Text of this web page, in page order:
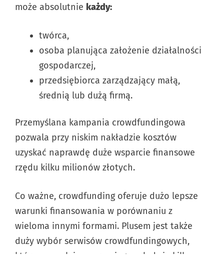
może absolutnie każdy:
twórca,
osoba planująca założenie działalności
gospodarczej,
przedsiębiorca zarządzający małą,
średnią lub dużą firmą.
Przemyślana kampania crowdfundingowa
pozwala przy niskim nakładzie kosztów
uzyskać naprawdę duże wsparcie finansowe
rzędu kilku milionów złotych.
Co ważne, crowdfunding oferuje dużo lepsze
warunki finansowania w porównaniu z
wieloma innymi formami. Plusem jest także
duży wybór serwisów crowdfundingowych,
które pozwalają w przeciągu zaledwie kilku